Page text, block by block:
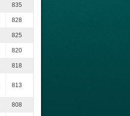
835
828
825
820
818
813
808